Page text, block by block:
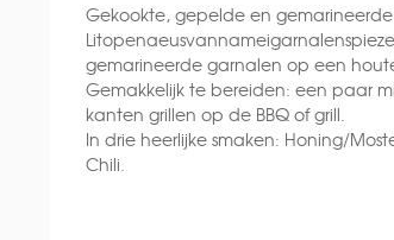
Gekookte, gepelde en gemarineerde
gemarineerde garnalen op een
Gemakkelijk te bereiden: een paar
kanten grillen op de BBQ of grill.
In drie heerlijke smaken: Honing/
Chili.